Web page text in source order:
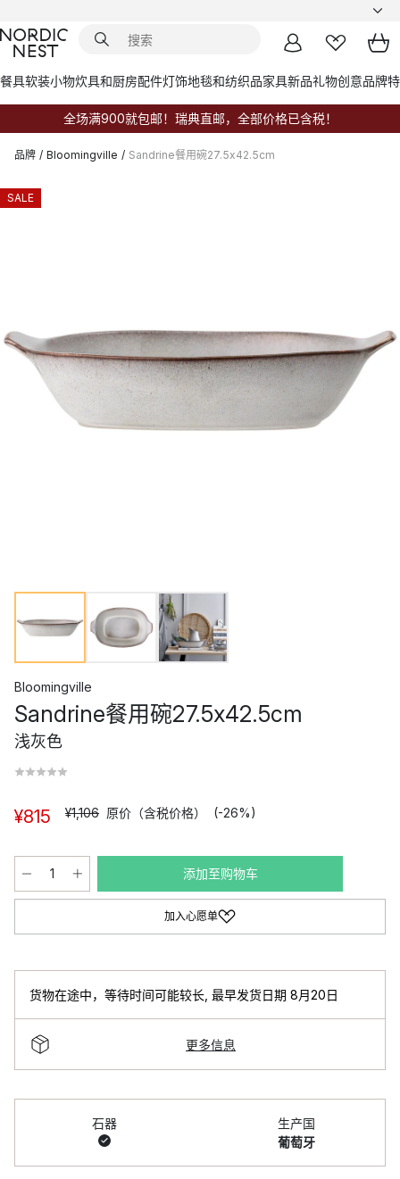
餐具软装小物炊具和厨房配件灯饰地毯和纺织品家具新品礼物创意品牌
全场满900就包邮！瑞典直邮，全部价格已含税！
品牌 / Bloomingville / Sandrine餐用碗27.5x42.5cm
SALE
Bloomingville
Sandrine餐用碗27.5x42.5cm
浅灰色
¥815 ¥1,106 原价（含税价格） (-26%)
添加至购物车
加入心愿单
货物在途中，等待时间可能较长 最早发货日期 8月20日
更多信息
石器
生产国
葡萄牙